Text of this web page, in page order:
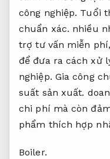
công nghiệp. Tuổi
chuẩn xác. nhiều
trợ tư vấn miễn phí,
để đưa ra cách xử
nghiệp. Gia công
suất sản xuất.
chi phí mà còn
phẩm thích hợp
Boiler.